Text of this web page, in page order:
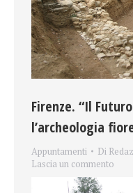
Firenze. “Il
l’archeologia
Appuntamenti Di
Lascia un commento